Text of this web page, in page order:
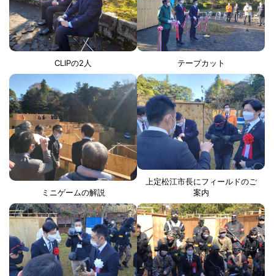
CLIPの2人 テープカット
ミニゲームの解説
上定松江市長にフィールドのご
案内